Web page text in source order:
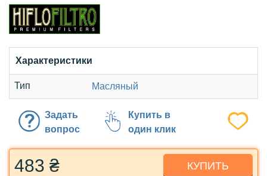
Характеристики
Тип Масляный
Задать
вопрос
Купить в
один клик
483 ₴ КУПИТЬ